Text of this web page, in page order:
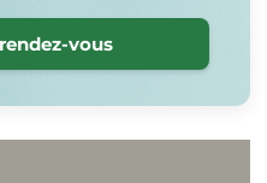
vous